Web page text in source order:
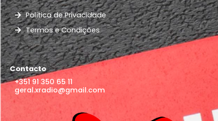
Política de Privacidade
Termos e Condições
Contacto
+351 91 350 65 11
geral.xradio@gmail.com